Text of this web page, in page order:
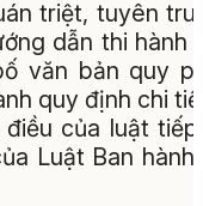
triệt, tuyên
dẫn thi hành
văn bản quy
quy định chi
của luật
Luật Ban hành